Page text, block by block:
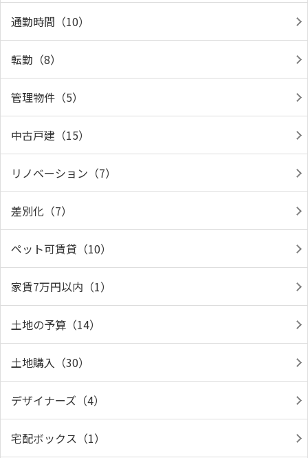
通勤時間（10）
転勤（8）
管理物件（5）
中古戸建（15）
リノベーション（7）
差別化（7）
ペット可賃貸（10）
家賃7万円以内（1）
土地の予算（14）
土地購入（30）
デザイナーズ（4）
宅配ボックス（1）